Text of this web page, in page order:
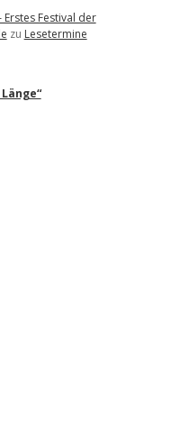
Festival der
zu Lesetermine